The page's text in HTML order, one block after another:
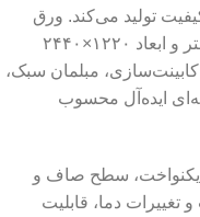
تولید می‌کند. ورق
ام‌دی‌اف خام واناچای با ضخامت ۸ میلی‌متر و ابعاد ۱۲۲۰×۲۴۴۰
مبلمان سبک،
ایده‌آل محسوب
سطح صاف و
دما، قابلیت